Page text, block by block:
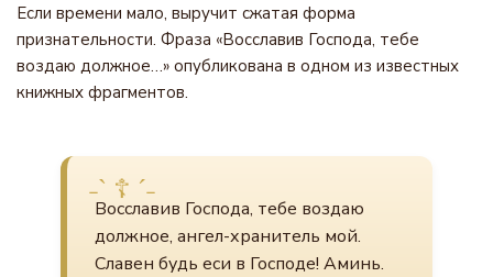
Если времени мало, выручит сжатая форма
признательности. Фраза «Восславив Господа, тебе
воздаю должное…» опубликована в одном из известных
книжных фрагментов.
Восславив Господа, тебе воздаю
должное, ангел-хранитель мой.
Славен будь еси в Господе! Аминь.